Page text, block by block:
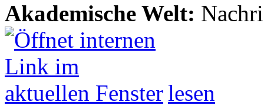
Akademische Welt:
lesen